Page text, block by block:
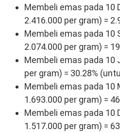
Membeli emas pada 10
2.416.000 per gram) =
Membeli emas pada 10
2.074.000 per gram) =
Membeli emas pada 10
per gram) = 30.28%
Membeli emas pada 10
1.693.000 per gram) =
Membeli emas pada 10
1.517.000 per gram) =